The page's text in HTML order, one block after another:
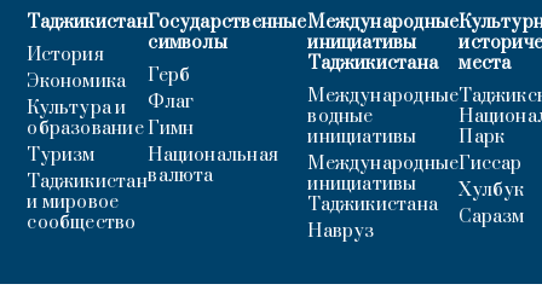
Таджикистан
История
Экономика
Культура и
образование
Туризм
Таджикистан
и мировое
сообщество
Государственные
символы
Герб
Флаг
Гимн
Национальная
валюта
Международные
инициативы
Таджикистана
Международные
водные
инициативы
Международные
инициативы
Таджикистана
Навруз
места
Парк
Гиссар
Хулбук
Саразм